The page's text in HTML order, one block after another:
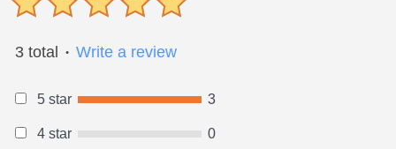
3 total ● Write a review
5 star 3
4 star 0